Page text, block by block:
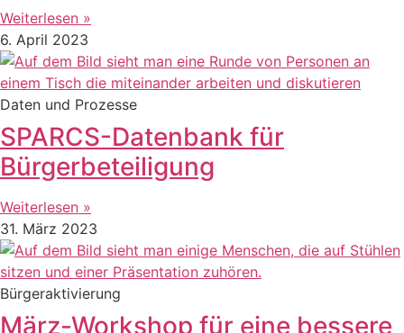
Weiterlesen »
6. April 2023
Daten und Prozesse
SPARCS-Datenbank für
Bürgerbeteiligung
Weiterlesen »
31. März 2023
Bürgeraktivierung
März-Workshop für eine bessere